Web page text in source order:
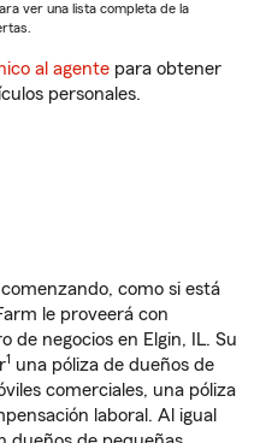
ver una lista completa de la
al agente para obtener
personales.
como si está
le proveerá con
de negocios en Elgin, IL. Su
1 una póliza de dueños de
comerciales, una póliza
laboral. Al igual